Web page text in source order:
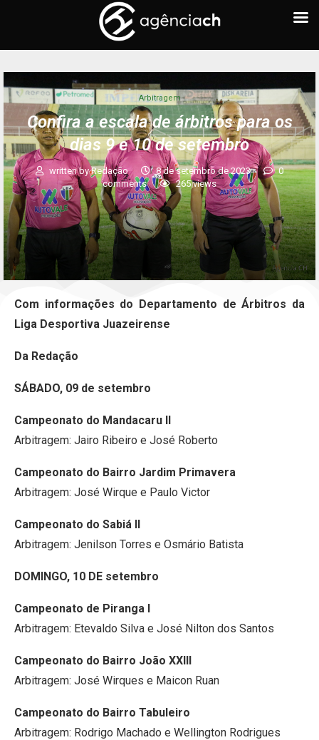
Arbitragem
Confira a escala de árbitros para os
dias 9 e 10 de setembro
written byRedação 8 de setembro de 2023
0
comments
265views
Com informações do Departamento de Árbitros da
Liga Desportiva Juazeirense
Da Redação
SÁBADO, 09 de setembro
Campeonato do Mandacaru II
Arbitragem: Jairo Ribeiro e José Roberto
Campeonato do Bairro Jardim Primavera
Arbitragem: José Wirque e Paulo Victor
Campeonato do Sabiá II
Arbitragem: Jenilson Torres e Osmário Batista
DOMINGO, 10 DE setembro
Campeonato de Piranga I
Arbitragem: Etevaldo Silva e José Nilton dos Santos
Campeonato do Bairro João XXIII
Arbitragem: José Wirques e Maicon Ruan
Campeonato do Bairro Tabuleiro
Arbitragem: Rodrigo Machado e Wellington Rodrigues